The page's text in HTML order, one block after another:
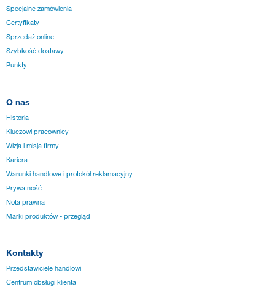
Specjalne zamówienia
Certyfikaty
Sprzedaż online
Szybkość dostawy
Punkty
O nas
Historia
Kluczowi pracownicy
Wizja i misja firmy
Kariera
Warunki handlowe i protokół reklamacyjny
Prywatność
Nota prawna
Marki produktów - przegląd
Kontakty
Przedstawiciele handlowi
Centrum obsługi klienta